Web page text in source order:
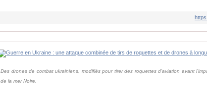
Des drones de combat ukrainiens, modifiés pour tirer des roquettes d'aviation avant
de la mer Noire.